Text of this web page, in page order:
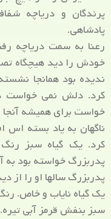
پرندگان و دریاچه
پادشاهی.
رعنا به سمت دریاچه
خودش را دید هیچگاه
ندیده بود همانجا
کرد. دلش نمی خواست
خواست برای همیشه آنجا
ناگهان به یاد بسته اس
کرد. یک گیاه سبز
پدربزرگ خواسته بود
پدربزرگ سالها او را از
یک گیاه نایاب و خاص.
سبز بنفش قرمز آبی تیره.